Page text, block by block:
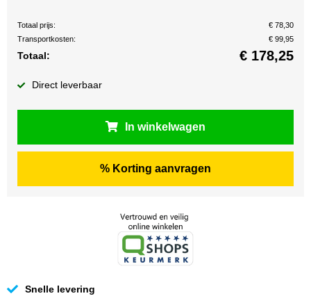
Totaal prijs:
€ 78,30
Transportkosten:
€ 99,95
Totaal: € 178,25
Direct leverbaar
In winkelwagen
% Korting aanvragen
Snelle levering